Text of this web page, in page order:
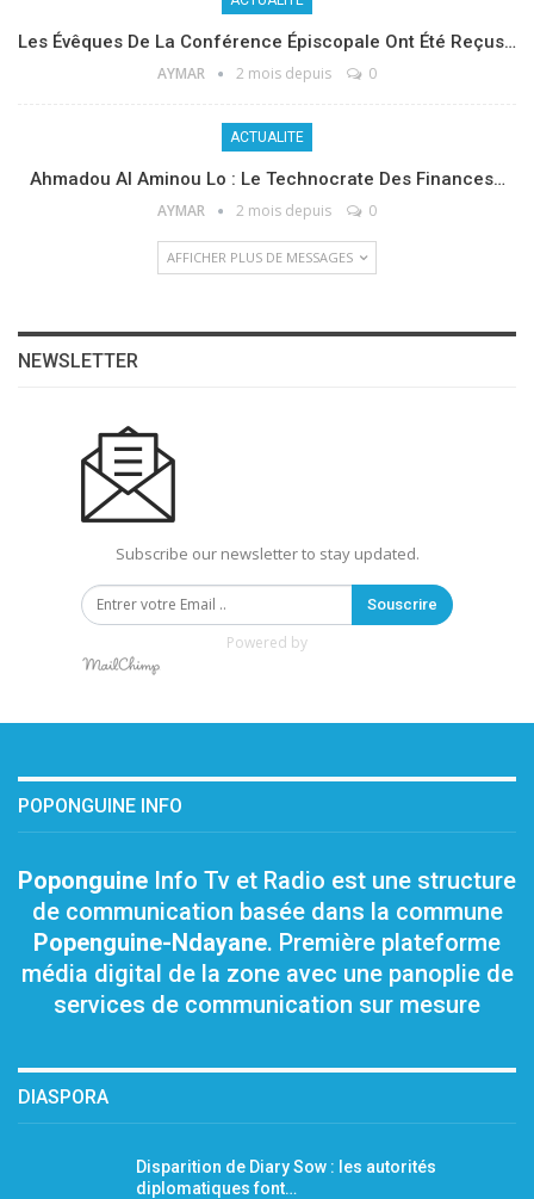
Les Évêques De La Conférence Épiscopale Ont Été Reçus…
AYMAR 2 mois depuis 0
ACTUALITE
Ahmadou Al Aminou Lo : Le Technocrate Des Finances…
AYMAR 2 mois depuis 0
AFFICHER PLUS DE MESSAGES
NEWSLETTER
Subscribe our newsletter to stay updated.
Souscrire
Powered by
POPONGUINE INFO
Poponguine Info Tv et Radio est une structure
de communication basée dans la commune
Popenguine-Ndayane. Première plateforme
média digital de la zone avec une panoplie de
services de communication sur mesure
DIASPORA
Disparition de Diary Sow : les autorités
diplomatiques font…